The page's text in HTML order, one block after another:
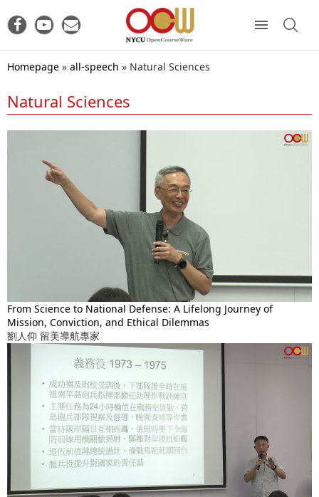
Homepage » all-speech » Natural Sciences
Natural Sciences
From Science to National Defense: A Lifelong Journey of
Mission, Conviction, and Ethical Dilemmas
劉人仰 留美導航專家